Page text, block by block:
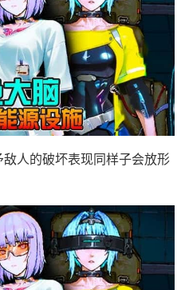
人的破坏表现同样子会放形